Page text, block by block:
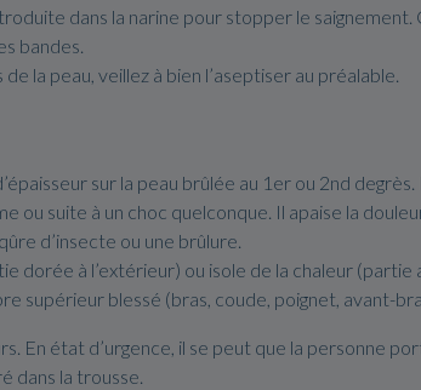
dans la narine pour stopper le saignement.
bandes.
la peau, veillez à bien l’aseptiser au préalable.
sur la peau brûlée au 1er ou 2nd
ou suite à un choc quelconque. Il apaise la
d’insecte ou une brûlure.
dorée à l’extérieur) ou isole de la chaleur (partie
supérieur blessé (bras, coude, poignet, avant-
En état d’urgence, il se peut que la personne
dans la trousse.